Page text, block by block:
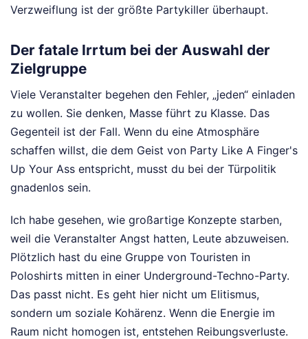
Verzweiflung ist der größte Partykiller überhaupt.
Der fatale Irrtum bei der Auswahl der
Zielgruppe
Viele Veranstalter begehen den Fehler, „jeden“ einladen
zu wollen. Sie denken, Masse führt zu Klasse. Das
Gegenteil ist der Fall. Wenn du eine Atmosphäre
schaffen willst, die dem Geist von Party Like A Finger's
Up Your Ass entspricht, musst du bei der Türpolitik
gnadenlos sein.
Ich habe gesehen, wie großartige Konzepte starben,
weil die Veranstalter Angst hatten, Leute abzuweisen.
Plötzlich hast du eine Gruppe von Touristen in
Poloshirts mitten in einer Underground-Techno-Party.
Das passt nicht. Es geht hier nicht um Elitismus,
sondern um soziale Kohärenz. Wenn die Energie im
Raum nicht homogen ist, entstehen Reibungsverluste.